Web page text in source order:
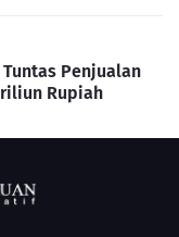
Penjualan
Rupiah